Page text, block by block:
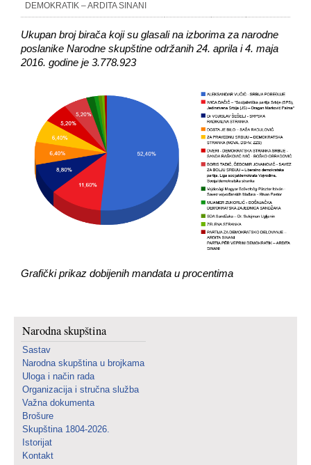
DEMOKRATIK – ARDITA SINANI
Ukupan broj birača koji su glasali na izborima za narodne
poslanike Narodne skupštine održanih 24. aprila i 4. maja
2016. godine je 3.778.923
Grafički prikaz dobijenih mandata u procentima
Narodna skupština
Sastav
Narodna skupština u brojkama
Uloga i način rada
Organizacija i stručna služba
Važna dokumenta
Brošure
Skupština 1804-2026.
Istorijat
Kontakt